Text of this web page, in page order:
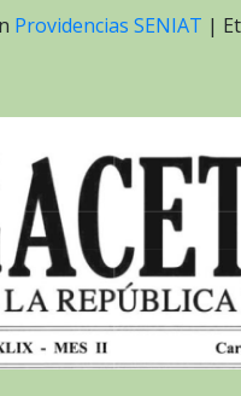
Providencias SENIAT |